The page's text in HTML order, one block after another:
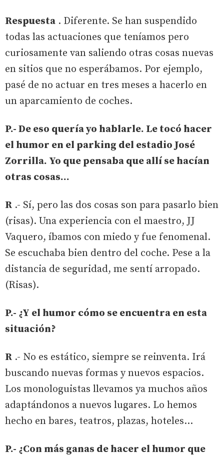
Respuesta . Diferente. Se han suspendido
todas las actuaciones que teníamos pero
curiosamente van saliendo otras cosas nuevas
en sitios que no esperábamos. Por ejemplo,
pasé de no actuar en tres meses a hacerlo en
un aparcamiento de coches.
P.- De eso quería yo hablarle. Le tocó hacer
el humor en el parking del estadio José
Zorrilla. Yo que pensaba que allí se hacían
otras cosas…
R .- Sí, pero las dos cosas son para pasarlo bien
(risas). Una experiencia con el maestro, JJ
Vaquero, íbamos con miedo y fue fenomenal.
Se escuchaba bien dentro del coche. Pese a la
distancia de seguridad, me sentí arropado.
(Risas).
P.- ¿Y el humor cómo se encuentra en esta
situación?
R .- No es estático, siempre se reinventa. Irá
buscando nuevas formas y nuevos espacios.
Los monologuistas llevamos ya muchos años
adaptándonos a nuevos lugares. Lo hemos
hecho en bares, teatros, plazas, hoteles…
P.- ¿Con más ganas de hacer el humor que